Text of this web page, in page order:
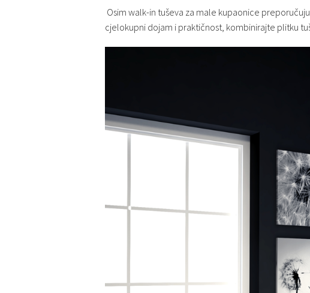
Osim walk-in tuševa za male kupaonice
cjelokupni dojam i praktičnost, kombinirajte plitku